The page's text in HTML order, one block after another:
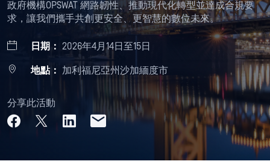
政府機構OPSWAT 網路韌性、推動現代化轉型並達成合規要
求，讓我們攜手共創更安全、更智慧的數位未來。
日期： 2026年4月14日至15日
地點： 加利福尼亞州沙加緬度市
分享此活動